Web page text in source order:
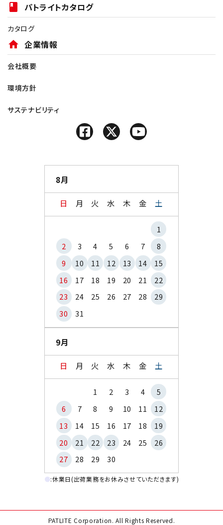
book パトライトカタログ
カタログ
home 企業情報
会社概要
環境方針
サステナビリティ
8月
日 月 火 水 木 金 土
1
2
3 4 5 6 7
8
9
10 11 12 13 14
15
16
17 18 19 20 21
22
23
24 25 26 27 28
29
30
31
9月
日 月 火 水 木 金 土
1 2 3 4
5
6
7 8 9 10 11
12
13
14 15 16 17 18
19
20
21 22 23 24 25
26
27
28 29 30
●:休業日(出荷業務をお休みさせていただきます)
PATLITE Corporation. All Rights Reserved.